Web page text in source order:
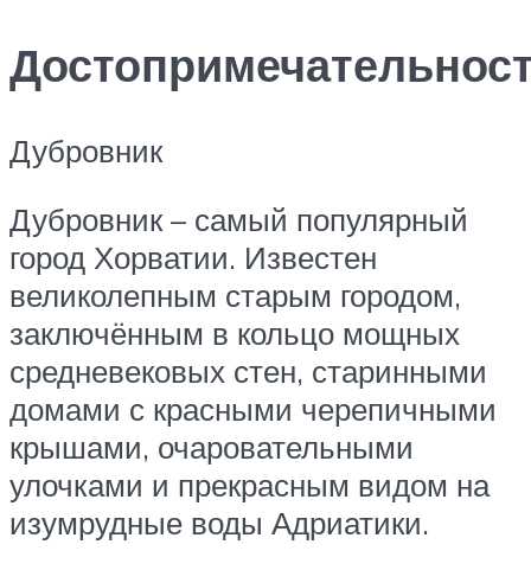
Дубровник
Дубровник – самый популярный
город Хорватии. Известен
великолепным старым городом,
заключённым в кольцо мощных
средневековых стен, старинными
домами с красными черепичными
крышами, очаровательными
улочками и прекрасным видом на
изумрудные воды Адриатики.